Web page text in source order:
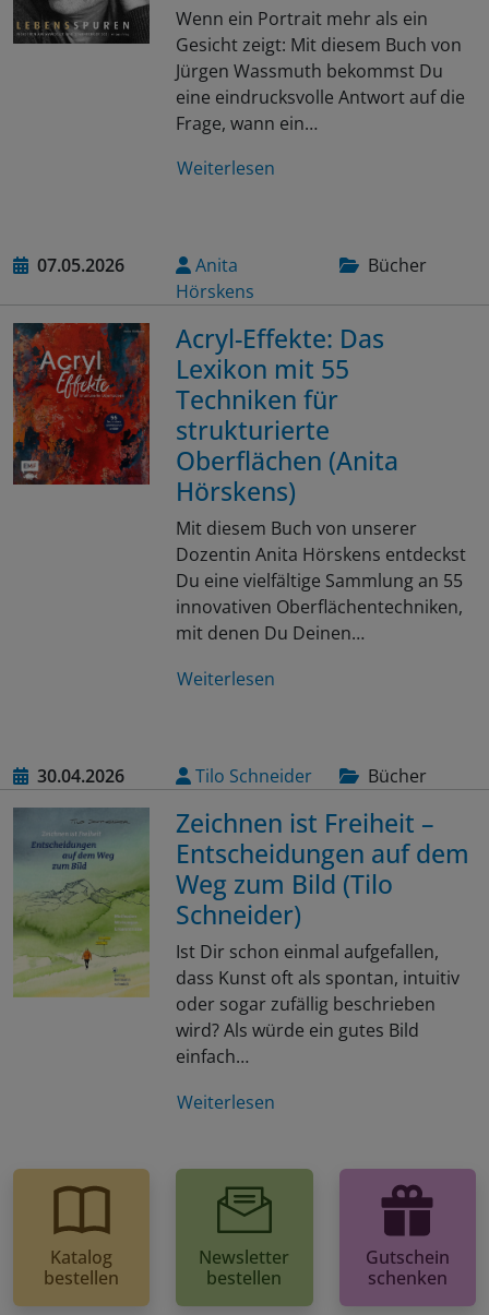
Wenn ein Portrait mehr als ein
Gesicht zeigt: Mit diesem Buch von
Jürgen Wassmuth bekommst Du
eine eindrucksvolle Antwort auf die
Frage, wann ein…
Weiterlesen
07.05.2026
Anita
Hörskens
Bücher
Acryl-Effekte: Das
Lexikon mit 55
Techniken für
strukturierte
Oberflächen (Anita
Hörskens)
Mit diesem Buch von unserer
Dozentin Anita Hörskens entdeckst
Du eine vielfältige Sammlung an 55
innovativen Oberflächentechniken,
mit denen Du Deinen…
Weiterlesen
30.04.2026 Tilo Schneider Bücher
Zeichnen ist Freiheit –
Entscheidungen auf dem
Weg zum Bild (Tilo
Schneider)
Ist Dir schon einmal aufgefallen,
dass Kunst oft als spontan, intuitiv
oder sogar zufällig beschrieben
wird? Als würde ein gutes Bild
einfach…
Weiterlesen
Katalog
bestellen
Newsletter
bestellen
Gutschein
schenken